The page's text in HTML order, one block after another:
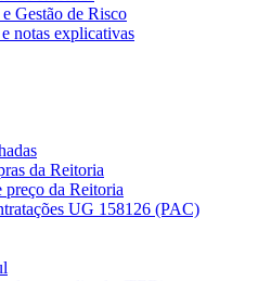
Gestão de Risco
notas explicativas
da Reitoria
preço da Reitoria
UG 158126 (PAC)